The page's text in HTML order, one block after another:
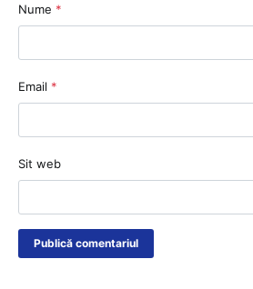
Nume *
Email *
Sit web